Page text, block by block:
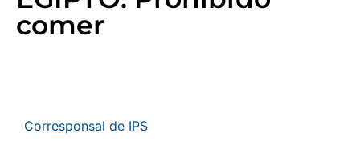
comer
Corresponsal de IPS